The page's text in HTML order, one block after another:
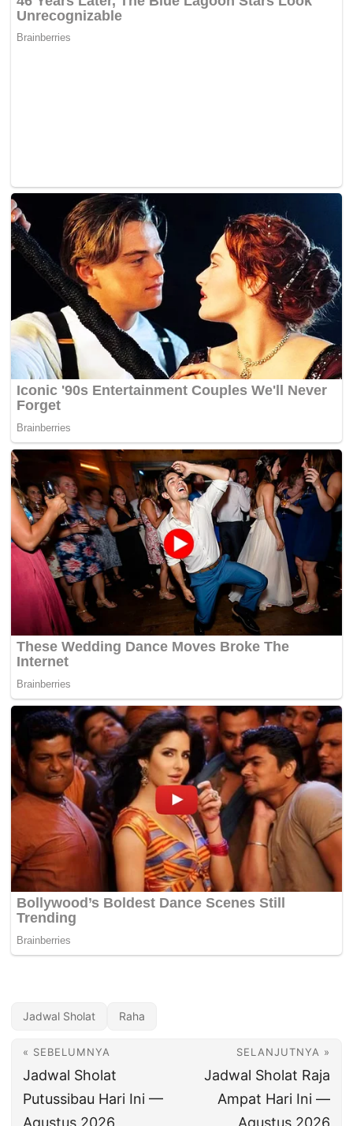
Jadwal Sholat Raha
« SEBELUMNYA
Jadwal Sholat
Putussibau Hari Ini —
Agustus 2026
SELANJUTNYA »
Jadwal Sholat Raja
Ampat Hari Ini —
Agustus 2026